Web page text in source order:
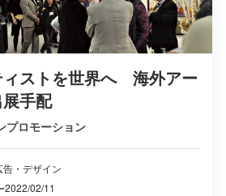
ィストを世界へ 海外アー
手配
プロモーション
・デザイン
2022/02/11